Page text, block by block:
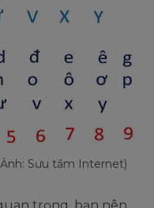
Sưu tầm Internet)